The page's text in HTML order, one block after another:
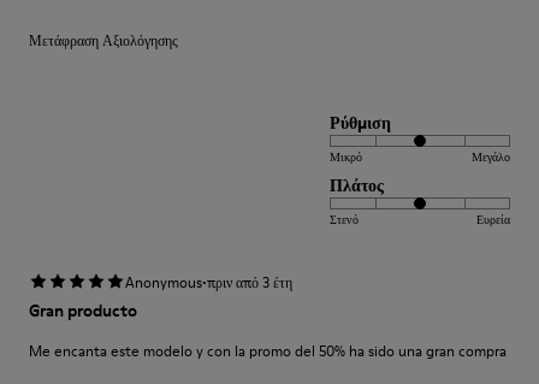
Μετάφραση Αξιολόγησης
Ρύθμιση
Μικρό Μεγάλο
Πλάτος
Στενό Ευρεία
Anonymous·πριν από 3 έτη
Gran producto
Me encanta este modelo y con la promo del 50% ha sido una gran compra